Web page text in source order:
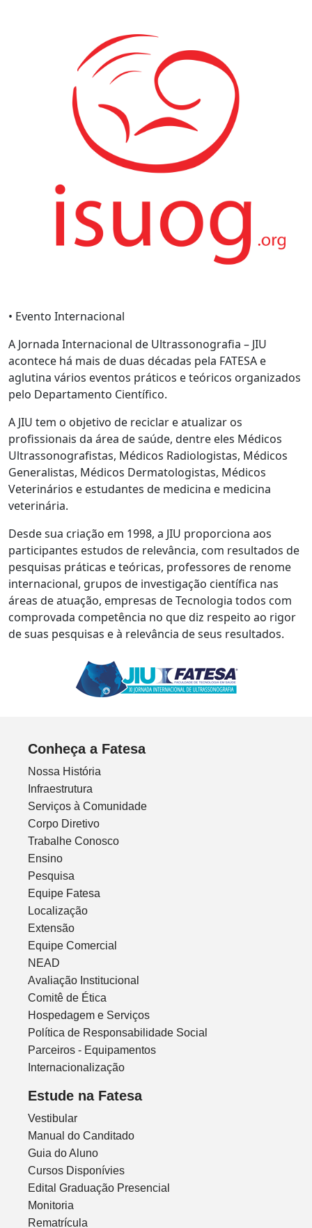
• Evento Internacional
A Jornada Internacional de Ultrassonografia – JIU
acontece há mais de duas décadas pela FATESA e
aglutina vários eventos práticos e teóricos organizados
pelo Departamento Científico.
A JIU tem o objetivo de reciclar e atualizar os
profissionais da área de saúde, dentre eles Médicos
Ultrassonografistas, Médicos Radiologistas, Médicos
Generalistas, Médicos Dermatologistas, Médicos
Veterinários e estudantes de medicina e medicina
veterinária.
Desde sua criação em 1998, a JIU proporciona aos
participantes estudos de relevância, com resultados de
pesquisas práticas e teóricas, professores de renome
internacional, grupos de investigação científica nas
áreas de atuação, empresas de Tecnologia todos com
comprovada competência no que diz respeito ao rigor
de suas pesquisas e à relevância de seus resultados.
Conheça a Fatesa
Nossa História
Infraestrutura
Serviços à Comunidade
Corpo Diretivo
Trabalhe Conosco
Ensino
Pesquisa
Equipe Fatesa
Localização
Extensão
Equipe Comercial
NEAD
Avaliação Institucional
Comitê de Ética
Hospedagem e Serviços
Política de Responsabilidade Social
Parceiros - Equipamentos
Internacionalização
Estude na Fatesa
Vestibular
Manual do Canditado
Guia do Aluno
Cursos Disponívies
Edital Graduação Presencial
Monitoria
Rematrícula